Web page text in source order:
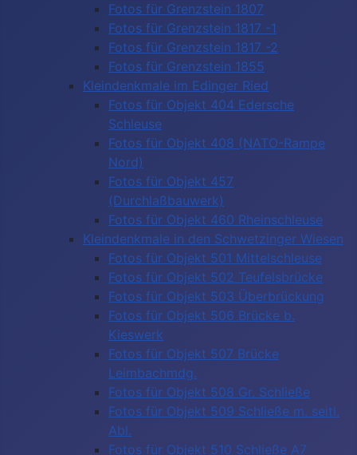
Fotos für Grenzstein 1807
Fotos für Grenzstein 1817 -1
Fotos für Grenzstein 1817 -2
Fotos für Grenzstein 1855
Kleindenkmale im Edinger Ried
Fotos für Objekt 404 Edersche
Schleuse
Fotos für Objekt 408 (NATO-Rampe
Nord)
Fotos für Objekt 457
(Durchlaßbauwerk)
Fotos für Objekt 460 Rheinschleuse
Kleindenkmale in den Schwetzinger Wiesen
Fotos für Objekt 501 Mittelschleuse
Fotos für Objekt 502 Teufelsbrücke
Fotos für Objekt 503 Überbrückung
Fotos für Objekt 506 Brücke b.
Kieswerk
Fotos für Objekt 507 Brücke
Leimbachmdg.
Fotos für Objekt 508 Gr. Schließe
Fotos für Objekt 509 Schließe m. seitl.
Abl.
Fotos für Objekt 510 Schließe A7